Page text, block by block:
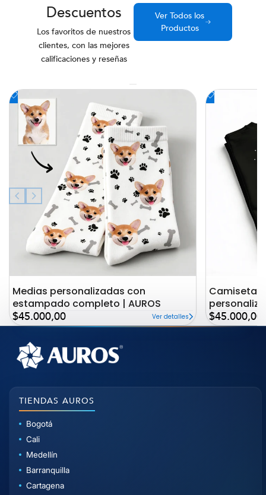
Descuentos
Los favoritos de nuestros
clientes, con las mejores
calificaciones y reseñas
Ver Todos los
Productos
Añadir
a
lista
deseos
Medias personalizadas con
estampado completo | AUROS
Precio
de
$45.000,00 Ver detalles
Añadir
lista
de
deseos
Camiseta
AUROS
Precio
de
$45.000,00
TIENDAS AUROS
Bogotá
Cali
Medellín
Barranquilla
Cartagena